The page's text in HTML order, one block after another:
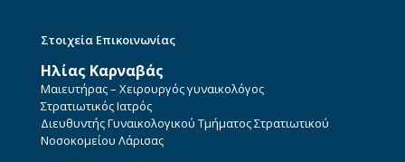
Στοιχεία Επικοινωνίας
Ηλίας Καρναβάς
Μαιευτήρας – Χειρουργός γυναικολόγος
Στρατιωτικός Ιατρός
Διευθυντής Γυναικολογικού Τμήματος Στρατιωτικού
Νοσοκομείου Λάρισας